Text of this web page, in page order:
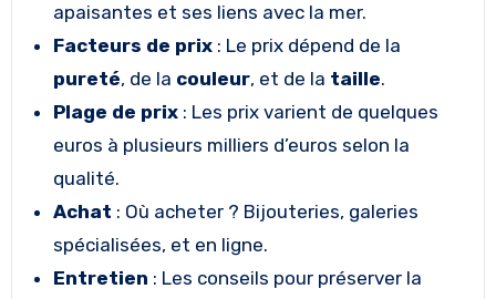
apaisantes et ses liens avec la mer.
Facteurs de prix: Le prix dépend de la
pureté, de la couleur, et de la taille.
Plage de prix: Les prix varient de quelques
euros à plusieurs milliers d’euros selon la
qualité.
Achat : Où acheter ? Bijouteries, galeries
spécialisées, et en ligne.
Entretien : Les conseils pour préserver la